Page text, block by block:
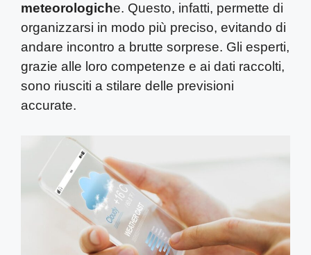
meteorologiche. Questo, infatti, permette di
organizzarsi in modo più preciso, evitando di
andare incontro a brutte sorprese. Gli esperti,
grazie alle loro competenze e ai dati raccolti,
sono riusciti a stilare delle previsioni
accurate.